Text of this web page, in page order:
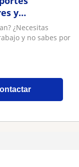
y
¿Necesitas
y no sabes por